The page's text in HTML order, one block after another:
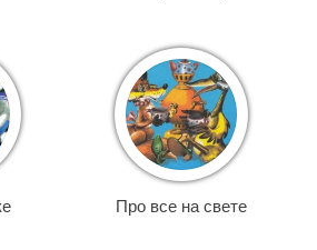
Про все на свете